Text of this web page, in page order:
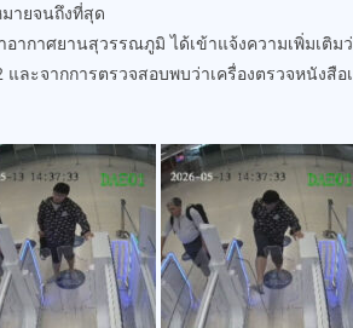
ายจนถึงที่สุด
กาศยานสุวรรณภูมิ ได้เข้าแจ้งความเพิ่มเติมว่
ละจากการตรวจสอบพบว่าเครื่องตรวจหนังสือ